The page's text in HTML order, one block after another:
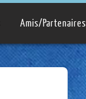
Amis/Partenaires